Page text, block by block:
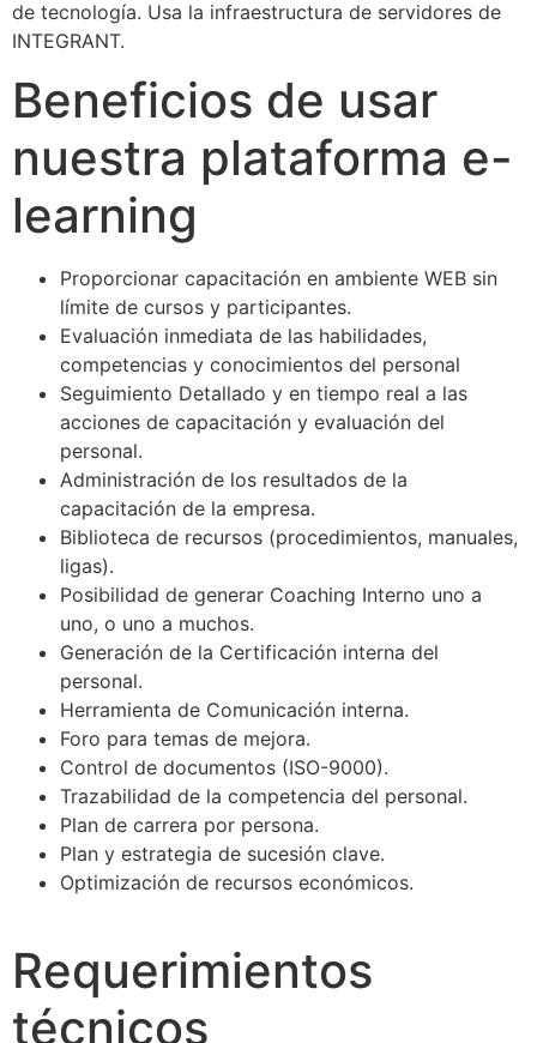
de tecnología. Usa la infraestructura de servidores de
INTEGRANT.
Beneficios de usar
nuestra plataforma e-
learning
Proporcionar capacitación en ambiente WEB sin
límite de cursos y participantes.
Evaluación inmediata de las habilidades,
competencias y conocimientos del personal
Seguimiento Detallado y en tiempo real a las
acciones de capacitación y evaluación del
personal.
Administración de los resultados de la
capacitación de la empresa.
Biblioteca de recursos (procedimientos, manuales,
ligas).
Posibilidad de generar Coaching Interno uno a
uno, o uno a muchos.
Generación de la Certificación interna del
personal.
Herramienta de Comunicación interna.
Foro para temas de mejora.
Control de documentos (ISO-9000).
Trazabilidad de la competencia del personal.
Plan de carrera por persona.
Plan y estrategia de sucesión clave.
Optimización de recursos económicos.
Requerimientos
técnicos